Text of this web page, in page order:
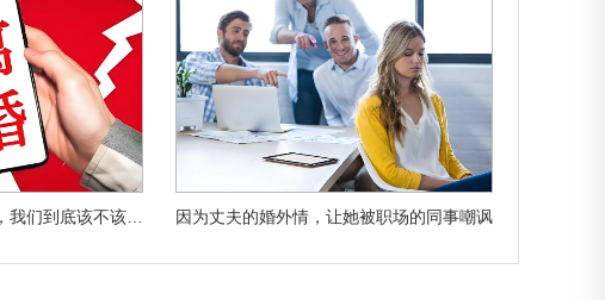
发现老公出轨别的女人，我们到底该不该离婚 因为丈夫的婚外情，让她被职场的同事嘲讽